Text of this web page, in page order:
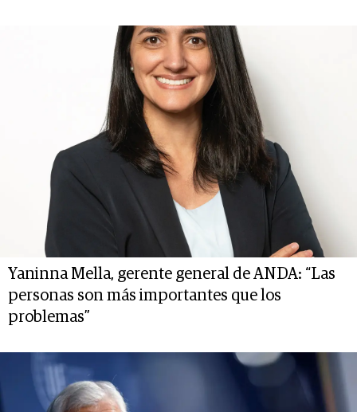
Yaninna Mella, gerente general de ANDA: “Las
personas son más importantes que los
problemas”